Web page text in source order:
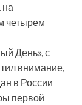
на
четырем
День», с
внимание,
в России
первой